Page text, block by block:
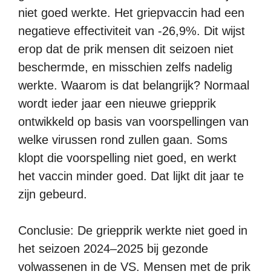
niet goed werkte. Het griepvaccin had een
negatieve effectiviteit van -26,9%. Dit wijst
erop dat de prik mensen dit seizoen niet
beschermde, en misschien zelfs nadelig
werkte. Waarom is dat belangrijk? Normaal
wordt ieder jaar een nieuwe griepprik
ontwikkeld op basis van voorspellingen van
welke virussen rond zullen gaan. Soms
klopt die voorspelling niet goed, en werkt
het vaccin minder goed. Dat lijkt dit jaar te
zijn gebeurd.
Conclusie: De griepprik werkte niet goed in
het seizoen 2024–2025 bij gezonde
volwassenen in de VS. Mensen met de prik